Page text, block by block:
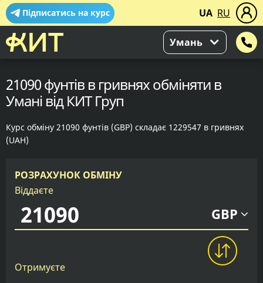
Підписатись на курс UA RU
Умань
21090 фунтів в гривнях обміняти в
Умані від КИТ Груп
Курс обміну 21090 фунтів (GBP) складає 1229547 в гривнях
(UAH)
РОЗРАХУНОК ОБМІНУ
Віддаєте
GBP
Отримуєте